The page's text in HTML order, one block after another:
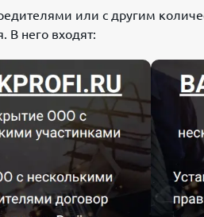
или с другим
В него входят: